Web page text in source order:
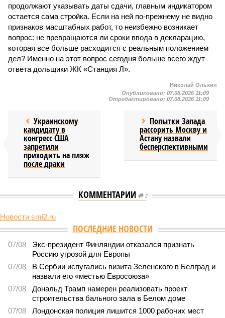
продолжают указывать даты сдачи, главным индикатором
остается сама стройка. Если на ней по-прежнему не видно
признаков масштабных работ, то неизбежно возникает
вопрос: не превращаются ли сроки ввода в декларацию,
которая все больше расходится с реальным положением
дел? Именно на этот вопрос сегодня больше всего ждут
ответа дольщики ЖК «Станция Л».
Николай Ольхин
Опубликовано: 07.08.2026 11:09
Отредактировано: 07.08.2026 11:09
Украинскому
кандидату в
конгресс США
запретили
приходить на пляж
после драки
Попытки Запада
рассорить Москву и
Астану назвали
бесперспективными
КОММЕНТАРИИ 0
Новости smi2.ru
Земля уже не раз показывала человечеству свой
крутой нрав – когда покажет снова?
Земля уже не раз показывала человечеству свой крутой
нрав – когда покажет снова?
Последние времена